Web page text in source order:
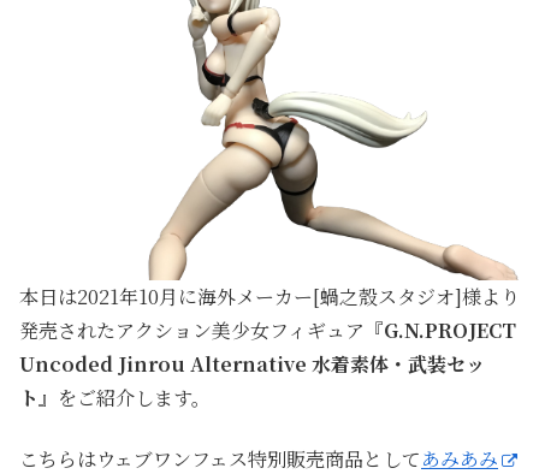
本日は2021年10月に海外メーカー[蝸之殼スタジオ]様より
発売されたアクション美少女フィギュア『G.N.PROJECT
Uncoded Jinrou Alternative 水着素体・武装セッ
ト』をご紹介します。
こちらはウェブワンフェス特別販売商品としてあみあみ